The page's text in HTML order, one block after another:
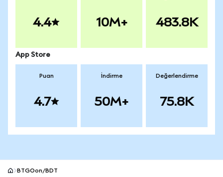
4.4 10M+ 483.8K
App Store
Puan
4.7
İndirme
50M+
Değerlendirme
75.8K
BTGOon/BDT